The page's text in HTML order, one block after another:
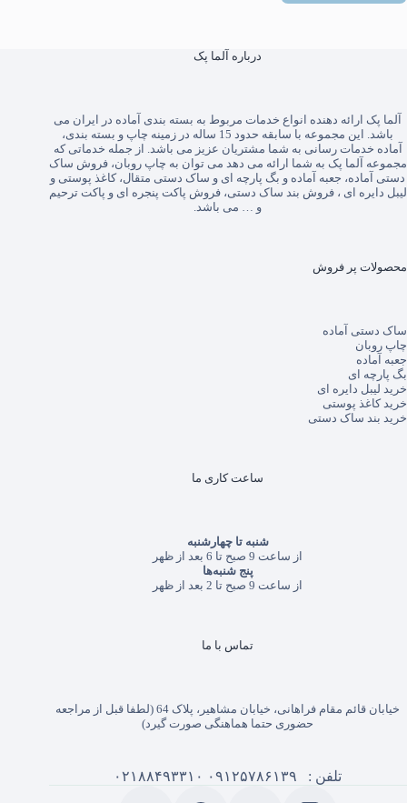
درباره آلما پک
آلما پک ارائه دهنده انواع خدمات مربوط به بسته بندی آماده در ایران می
باشد. این مجموعه با سابقه حدود 15 ساله در زمینه چاپ و بسته بندی،
آماده خدمات رسانی به شما مشتریان عزیز می باشد. از جمله خدماتی که
مجموعه آلما پک به شما ارائه می دهد می توان به چاپ روبان،فروش ساک
دستی آماده، جعبه آماده و بگ پارچه ای و ساک دستی متقال،کاغذ پوستی و
لیبل دایره ای ،فروش بند ساک دستی،فروش پاکت پنجره ای و پاکت ترحیم
و … می باشد.
محصولات پر فروش
ساک دستی آماده
چاپ روبان
جعبه آماده
بگ پارچه ای
خرید لیبل دایره ای
خرید کاغذ پوستی
خرید بند ساک دستی
ساعت کاری ما
شنبه تا چهارشنبه
از ساعت 9 صبح تا 6 بعد از ظهر
پنج شنبه‌ها
از ساعت 9 صبح تا 2 بعد از ظهر
تماس با ما
خیابان قائم مقام فراهانی، خیابان مشاهیر، پلاک 64 (لطفا قبل از مراجعه
حضوری حتما هماهنگی صورت گیرد)
تلفن : ۰۹۱۲۵۷۸۶۱۳۹